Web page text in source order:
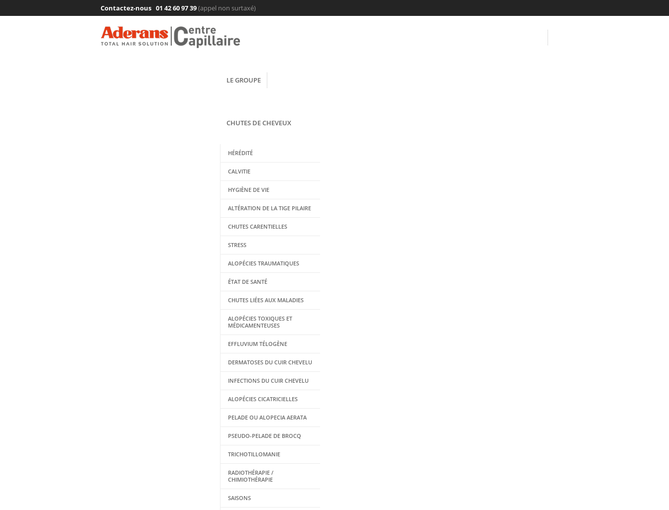
Contactez-nous 01 42 60 97 39(appel non surtaxé)
LE GROUPE
CHUTES DE CHEVEUX
HÉRÉDITÉ
CALVITIE
HYGIÈNE DE VIE
ALTÉRATION DE LA TIGE PILAIRE
CHUTES CARENTIELLES
STRESS
ALOPÉCIES TRAUMATIQUES
ÉTAT DE SANTÉ
CHUTES LIÉES AUX MALADIES
ALOPÉCIES TOXIQUES ET
MÉDICAMENTEUSES
EFFLUVIUM TÉLOGÈNE
DERMATOSES DU CUIR CHEVELU
INFECTIONS DU CUIR CHEVELU
ALOPÉCIES CICATRICIELLES
PELADE OU ALOPECIA AERATA
PSEUDO-PELADE DE BROCQ
TRICHOTILLOMANIE
RADIOTHÉRAPIE /
CHIMIOTHÉRAPIE
SAISONS